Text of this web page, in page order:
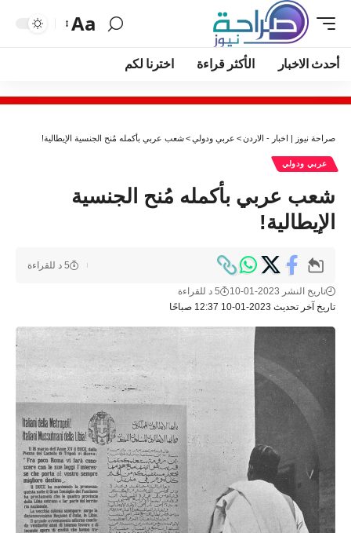
Aa
أحدث الاخبار الأكثر قراءة اخترنا لكم
صراحة نيوز | اخبار - الاردن> عربي ودولي>شعب عربي بأكمله مُنح الجنسية الإيطالية!
عربي ودولي
شعب عربي بأكمله مُنح الجنسية
الإيطالية!
تاريخ آخر تحديث 2023-01-10 12:37 صباحًا
تاريخ النشر 2023-01-10 5 د للقراءة
5 د للقراءة